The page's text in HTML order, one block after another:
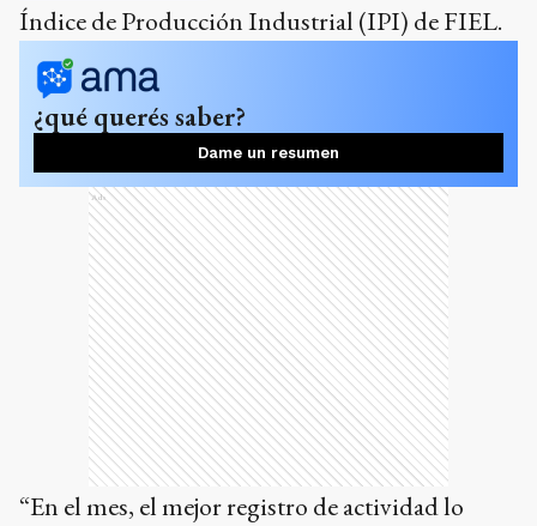
Índice de Producción Industrial (IPI) de FIEL.
¿qué querés saber?
Dame un resumen
Ads
“En el mes, el mejor registro de actividad lo